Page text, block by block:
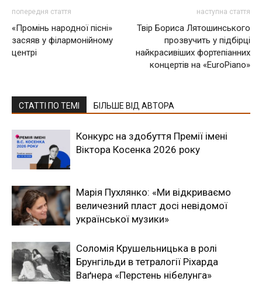
попередня стаття
«Промінь народної пісні»
засяяв у філармонійному
центрі
наступна стаття
Твір Бориса Лятошинського
прозвучить у підбірці
найкрасивіших фортепіанних
концертів на «EuroPiano»
СТАТТІ ПО ТЕМІ БІЛЬШЕ ВІД АВТОРА
Конкурс на здобуття Премії імені
Віктора Косенка 2026 року
Марія Пухлянко: «Ми відкриваємо
величезний пласт досі невідомої
української музики»
Соломія Крушельницька в ролі
Брунгільди в тетралогії Ріхарда
Ваґнера «Перстень нібелунга»